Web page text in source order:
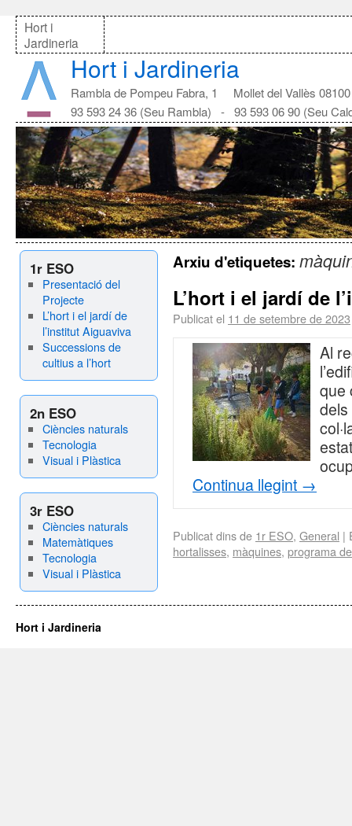
Hort i
Jardineria
Hort i Jardineria
Rambla de Pompeu Fabra, 1 Mollet del Vallès 08100
93 593 24 36 (Seu Rambla) - 93 593 06 90 (Seu
1r ESO
Presentació del
Projecte
L’hort i el jardí de
l’institut Aiguaviva
Successions de
cultius a l’hort
2n ESO
Ciències naturals
Tecnologia
Visual i Plàstica
3r ESO
Ciències naturals
Matemàtiques
Tecnologia
Visual i Plàstica
Arxiu d'etiquetes:
L’hort i el jardí de
Publicat el 11 de setembre de 2023
Al
que
Continua llegint →
Publicat dins de 1r ESO, General |
hortalisses, màquines, programa
Hort i Jardineria